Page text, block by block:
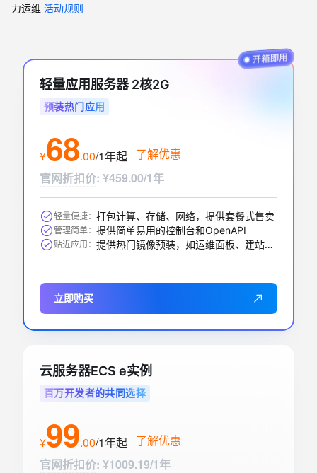
力运维 活动规则
轻量应用服务器 2核2G
预装热门应用
¥68.00/1年起 了解优惠
官网折扣价: ¥459.00/1年
轻量便捷： 打包计算、存储、网络，提供套餐式售卖
管理简单： 提供简单易用的控制台和OpenAPI
贴近应用： 提供热门镜像预装，如运维面板、建站、AI应用等
立即购买
云服务器ECS e实例
百万开发者的共同选择
¥99.00/1年起 了解优惠
官网折扣价: ¥1009.19/1年